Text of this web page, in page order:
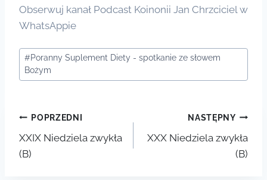
Obserwuj kanał Podcast Koinonii Jan Chrzciciel w
WhatsAppie
Tagi
wpisu:
#Poranny Suplement Diety - spotkanie ze słowem
Bożym
Nawigacja
wpisu
POPRZEDNI
XXIX Niedziela zwykła
(B)
NASTĘPNY
XXX Niedziela zwykła
(B)